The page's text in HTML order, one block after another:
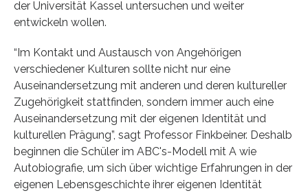
der Universität Kassel untersuchen und weiter
entwickeln wollen.
“Im Kontakt und Austausch von Angehörigen
verschiedener Kulturen sollte nicht nur eine
Auseinandersetzung mit anderen und deren kultureller
Zugehörigkeit stattfinden, sondern immer auch eine
Auseinandersetzung mit der eigenen Identität und
kulturellen Prägung”, sagt Professor Finkbeiner. Deshalb
beginnen die Schüler im ABC's-Modell mit A wie
Autobiografie, um sich über wichtige Erfahrungen in der
eigenen Lebensgeschichte ihrer eigenen Identität